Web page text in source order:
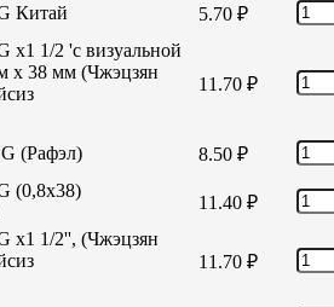
Китай 5.70 ₽
х1 1/2 'с визуальной
х 38 мм (Чжэцзян
11.70 ₽
(Рафэл) 8.50 ₽
(0,8х38)
11.40 ₽
х1 1/2'', (Чжэцзян
11.70 ₽